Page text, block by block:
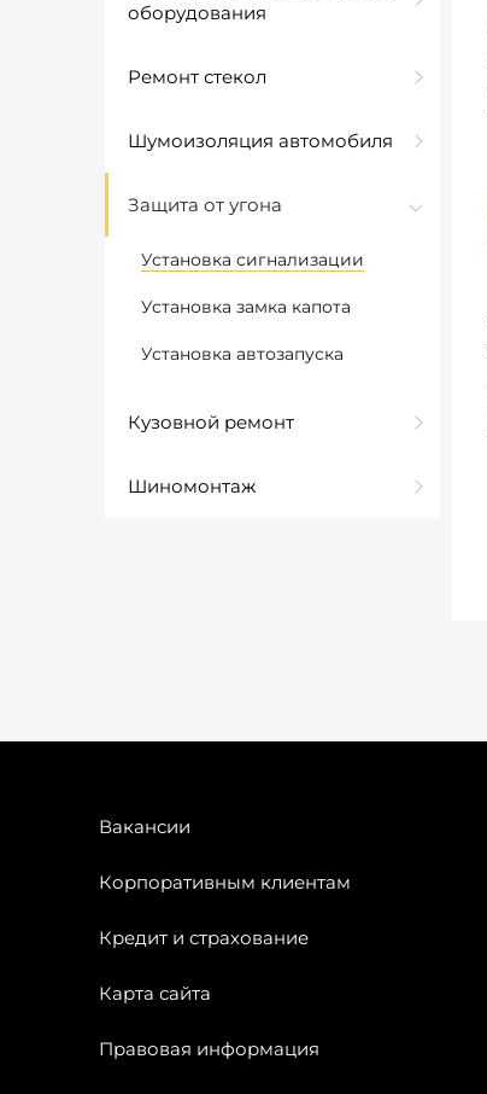
оборудования
Ремонт стекол
Шумоизоляция автомобиля
Защита от угона
Установка сигнализации
Установка замка капота
Установка автозапуска
Кузовной ремонт
Шиномонтаж
Вакансии
Корпоративным клиентам
Кредит и страхование
Карта сайта
Правовая информация